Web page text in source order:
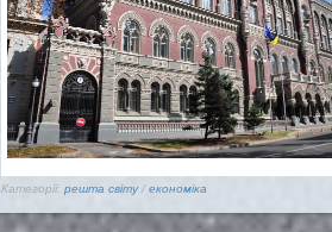
Категорії: решта світу/економіка